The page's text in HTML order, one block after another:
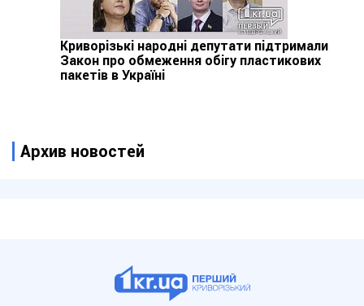
Криворізькі народні депутати підтримали
Закон про обмеження обігу пластикових
пакетів в Україні
Архив новостей